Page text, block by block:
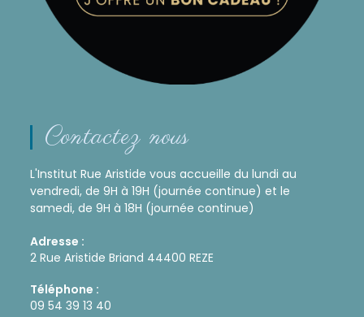
Contactez nous
L'Institut Rue Aristide vous accueille du lundi au
vendredi, de 9H à 19H (journée continue) et le
samedi, de 9H à 18H (journée continue)
Adresse :
2 Rue Aristide Briand 44400 REZE
Téléphone :
09 54 39 13 40